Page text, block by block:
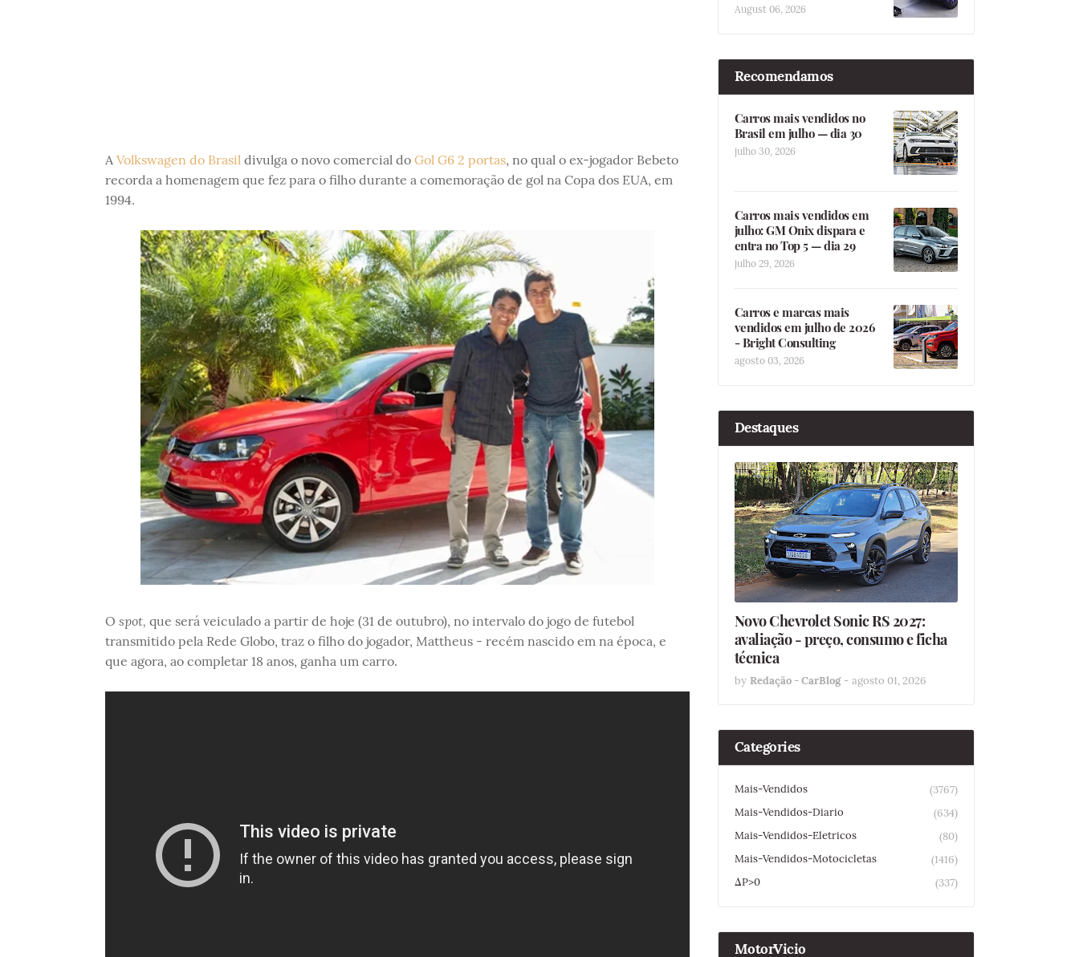
A Volkswagen do Brasildivulga o novo comercial do Gol G6 2 portas, no qual o ex-jogador Bebeto
recorda a homenagem que fez para o filho durante a comemoração de gol na Copa dos EUA, em
1994.
O spot, que será veiculado a partir de hoje (31 de outubro), no intervalo do jogo de futebol
transmitido pela Rede Globo, traz o filho do jogador, Mattheus - recém nascido em na época, e
que agora, ao completar 18 anos, ganha um carro.
August 06, 2026
Recomendamos
Carros mais vendidos no
Brasil em julho — dia 30
julho 30, 2026
Carros mais vendidos em
julho: GM Onix dispara e
entra no Top 5 — dia 29
julho 29, 2026
Carros e marcas mais
vendidos em julho de 2026
- Bright Consulting
agosto 03, 2026
Destaques
Novo Chevrolet Sonic RS 2027:
avaliação - preço, consumo e ficha
técnica
by Redação - CarBlog - agosto 01, 2026
Categories
Mais-Vendidos
(3767)
Mais-Vendidos-Diario
(634)
Mais-Vendidos-Eletricos
(80)
Mais-Vendidos-Motocicletas
(1416)
ΔP>0
(337)
MotorVicio